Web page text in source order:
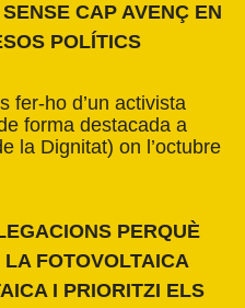
CAP AVENÇ EN
POLÍTICS
fer-ho d’un activista
forma destacada a
la Dignitat) on l’octubre
PERQUÈ
FOTOVOLTAICA
I PRIORITZI ELS